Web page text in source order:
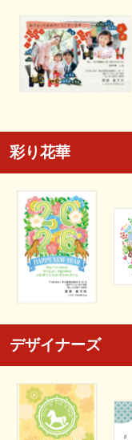
彩り花華
デザイナーズ